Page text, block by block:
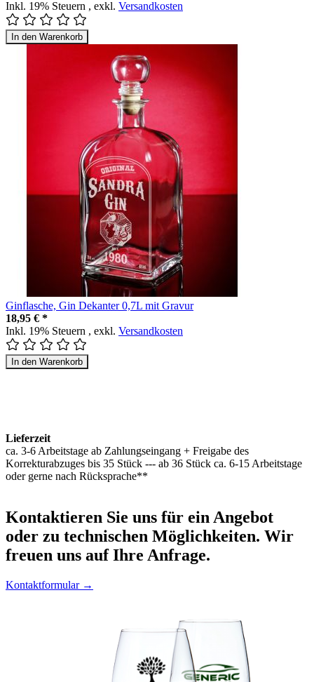
Inkl. 19% Steuern , exkl. Versandkosten
In den Warenkorb
Ginflasche, Gin Dekanter 0,7L mit Gravur
18,95 € *
Inkl. 19% Steuern , exkl. Versandkosten
In den Warenkorb
Lieferzeit
ca. 3-6 Arbeitstage ab Zahlungseingang + Freigabe des
Korrekturabzuges bis 35 Stück --- ab 36 Stück ca. 6-15 Arbeitstage
oder gerne nach Rücksprache**
Kontaktieren Sie uns für ein Angebot
oder zu technischen Möglichkeiten. Wir
freuen uns auf Ihre Anfrage.
Kontaktformular →